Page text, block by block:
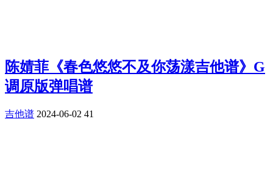
陈婧菲《春色悠悠不及你荡漾吉他谱》G
调原版弹唱谱
吉他谱 2024-06-02 41